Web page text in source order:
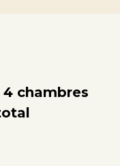
chambres